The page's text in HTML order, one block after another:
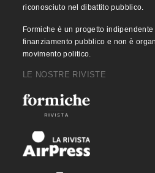
riconosciuto nel dibattito pubblico.
Formiche è un progetto
finanziamento pubblico e non è
movimento politico.
LE NOSTRE RIVISTE